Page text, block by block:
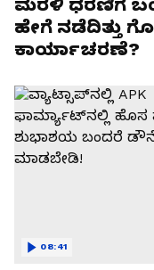
ಮರಳಿ ಧರಣಿಗೆ
ಹೇಗೆ ನಡೆದಿತ್ತು
ಕಾರ್ಯಾಚರಣೆ?
08:41